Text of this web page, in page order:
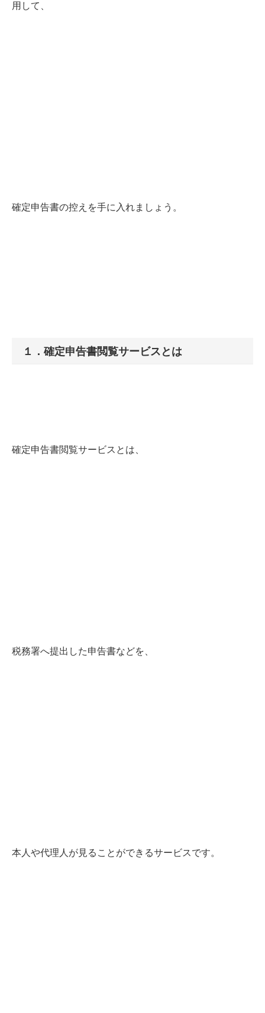
用して、
確定申告書の控えを手に入れましょう。
１．確定申告書閲覧サービスとは
確定申告書閲覧サービスとは、
税務署へ提出した申告書などを、
本人や代理人が見ることができるサービスです。